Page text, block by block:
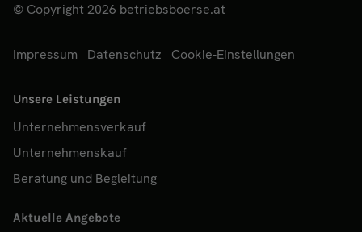
© Copyright 2026 betriebsboerse.at
Impressum Datenschutz Cookie-Einstellungen
Unsere Leistungen
Unternehmensverkauf
Unternehmenskauf
Beratung und Begleitung
Aktuelle Angebote